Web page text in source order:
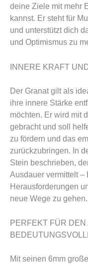
deine Ziele mit mehr
kannst. Er steht für
und unterstützt dich
und Optimismus zu
INNERE KRAFT
Der Granat gilt als
ihre innere Stärke
möchten. Er wird mit
gebracht und soll
zu fördern und das
zurückzubringen. In
Stein beschrieben,
Ausdauer vermittelt –
Herausforderungen
neue Wege zu gehen.
PERFEKT FÜR DEN
Mit seinen 6mm